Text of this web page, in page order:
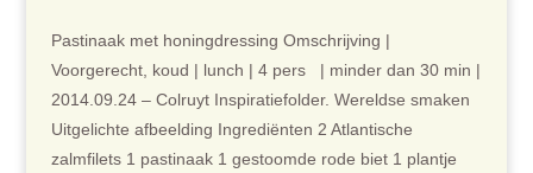
Pastinaak met honingdressing Omschrijving |
Voorgerecht, koud | lunch | 4 pers | minder dan 30 min |
2014.09.24 – Colruyt Inspiratiefolder. Wereldse smaken
Uitgelichte afbeelding Ingrediënten 2 Atlantische
zalmfilets 1 pastinaak 1 gestoomde rode biet 1 plantje